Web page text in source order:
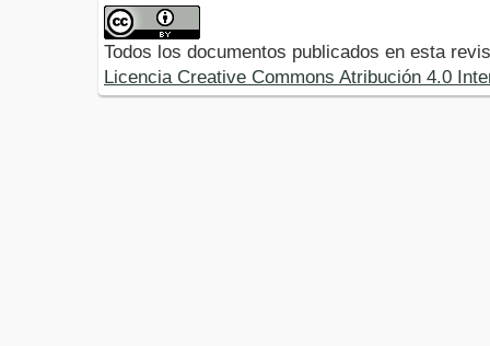
Todos los documentos publicados en esta
Licencia Creative Commons Atribución 4.0